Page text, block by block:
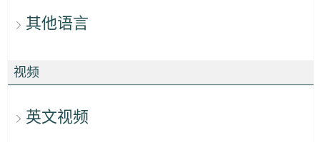
其他语言
视频
英文视频